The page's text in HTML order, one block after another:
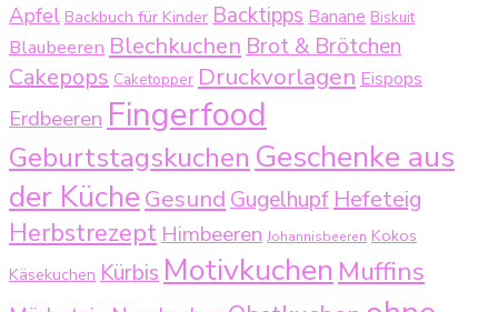
Apfel Backbuch für Kinder Backtipps Banane Biskuit
Blaubeeren Blechkuchen Brot & Brötchen
Cakepops Caketopper Druckvorlagen Eispops
Erdbeeren Fingerfood
Geburtstagskuchen Geschenke aus
der KücheGesund Gugelhupf Hefeteig
HerbstrezeptHimbeeren Johannisbeeren Kokos
Käsekuchen Kürbis Motivkuchen Muffins